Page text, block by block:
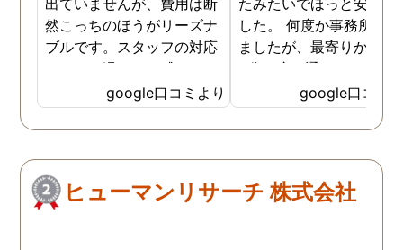
然こっちのほうがリーズナ
ブルです。スタッフの対応
なんかも温かみを感じま
す。はじめからこちらにす
ればよかったです😢 …
google口コミより
した。 何度か事務所に
ましたが、最寄りから徒
3分程度で通いやすかっ
google口コミ
ヒューマンリサーチ 株式会社